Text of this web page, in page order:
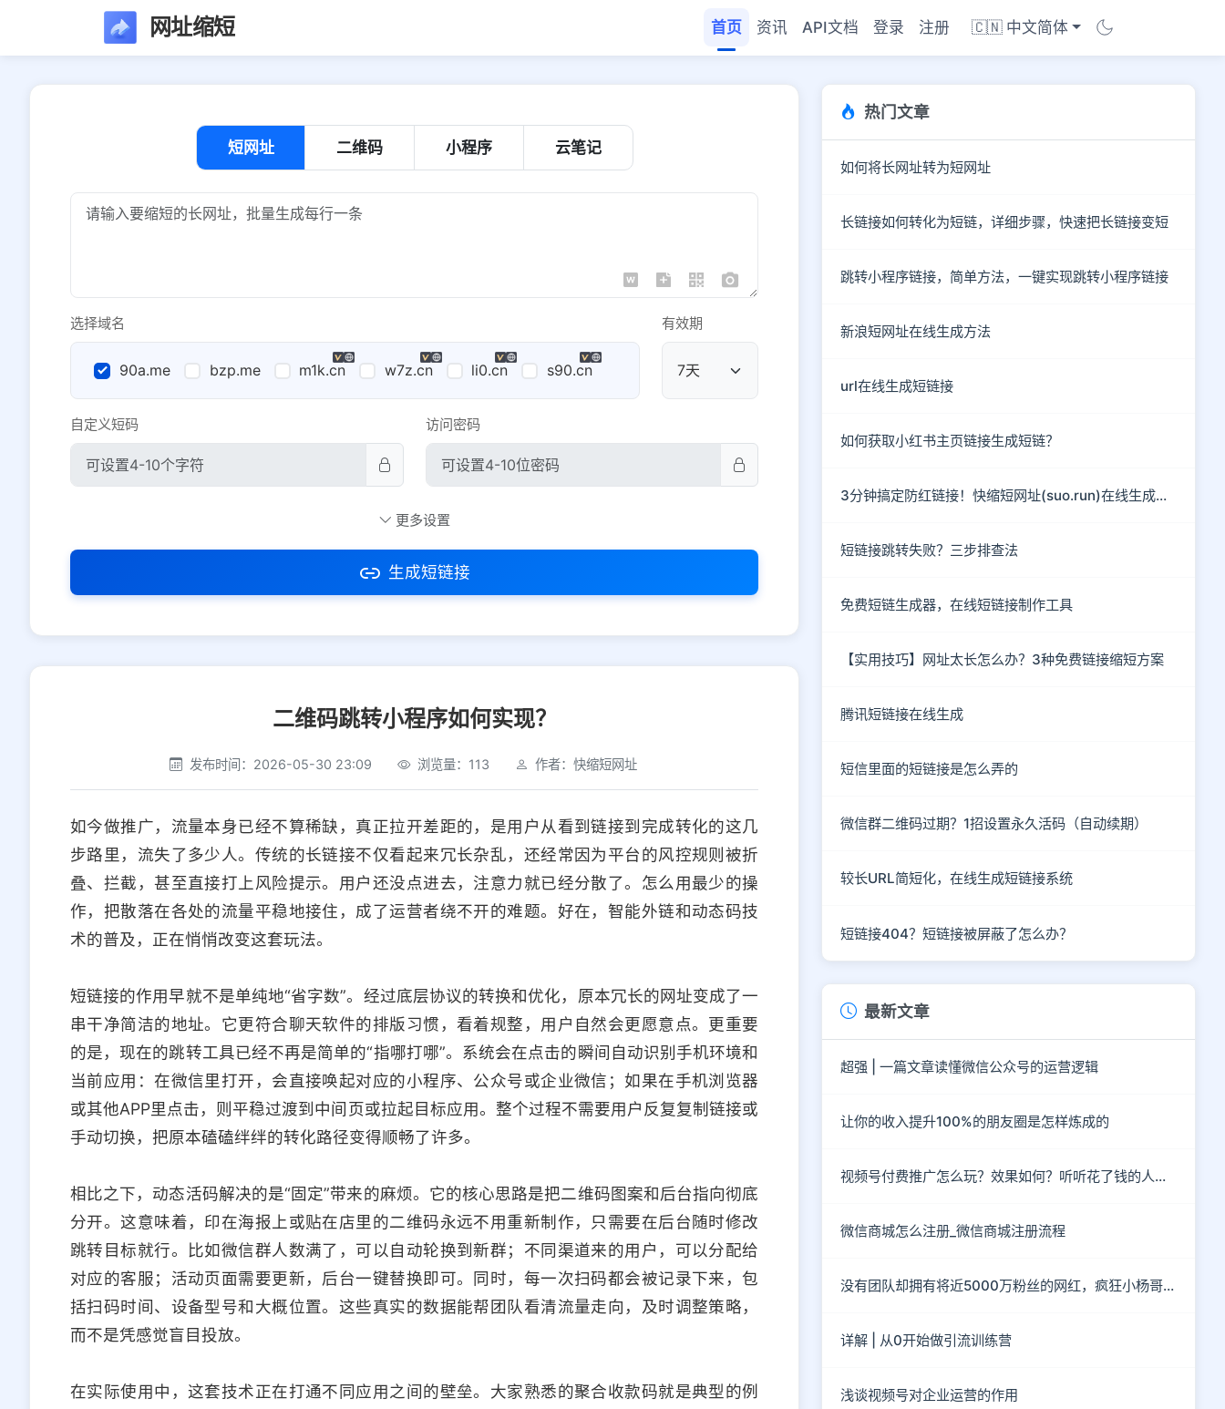
网址缩短 首页 资讯 API文档 登录 注册 🇨🇳 中文简体
短网址 二维码 小程序 云笔记
选择域名
90a.me bzp.me m1k.cn w7z.cn li0.cn s90.cn 公共域名
有效期
自定义短码 访问密码
社交平台 电商平台
选择防红平台类型，避免链接被拦截
平台设置
iOS Android PC 其他
更多设置
生成短链接
二维码跳转小程序如何实现？
发布时间：2026-05-30 23:09 浏览量：113 作者：快缩短网址
如今做推广，流量本身已经不算稀缺，真正拉开差距的，是用户从看到链接到完成转化的这几
步路里，流失了多少人。传统的长链接不仅看起来冗长杂乱，还经常因为平台的风控规则被折
叠、拦截，甚至直接打上风险提示。用户还没点进去，注意力就已经分散了。怎么用最少的操
作，把散落在各处的流量平稳地接住，成了运营者绕不开的难题。好在，智能外链和动态码技
术的普及，正在悄悄改变这套玩法。
短链接的作用早就不是单纯地“省字数”。经过底层协议的转换和优化，原本冗长的网址变成了一
串干净简洁的地址。它更符合聊天软件的排版习惯，看着规整，用户自然会更愿意点。更重要
的是，现在的跳转工具已经不再是简单的“指哪打哪”。系统会在点击的瞬间自动识别手机环境和
当前应用：在微信里打开，会直接唤起对应的小程序、公众号或企业微信；如果在手机浏览器
或其他APP里点击，则平稳过渡到中间页或拉起目标应用。整个过程不需要用户反复复制链接或
手动切换，把原本磕磕绊绊的转化路径变得顺畅了许多。
相比之下，动态活码解决的是“固定”带来的麻烦。它的核心思路是把二维码图案和后台指向彻底
分开。这意味着，印在海报上或贴在店里的二维码永远不用重新制作，只需要在后台随时修改
跳转目标就行。比如微信群人数满了，可以自动轮换到新群；不同渠道来的用户，可以分配给
对应的客服；活动页面需要更新，后台一键替换即可。同时，每一次扫码都会被记录下来，包
括扫码时间、设备型号和大概位置。这些真实的数据能帮团队看清流量走向，及时调整策略，
而不是凭感觉盲目投放。
在实际使用中，这套技术正在打通不同应用之间的壁垒。大家熟悉的聚合收款码就是典型的例
热门文章
如何将长网址转为短网址
长链接如何转化为短链，详细步骤，快速把长链接变短
跳转小程序链接，简单方法，一键实现跳转小程序链接
新浪短网址在线生成方法
url在线生成短链接
如何获取小红书主页链接生成短链？
3分钟搞定防红链接！快缩短网址(suo.run)在线生成指南
短链接跳转失败？三步排查法
免费短链生成器，在线短链接制作工具
【实用技巧】网址太长怎么办？3种免费链接缩短方案
腾讯短链接在线生成
短信里面的短链接是怎么弄的
微信群二维码过期？1招设置永久活码（自动续期）
较长URL简短化，在线生成短链接系统
短链接404？短链接被屏蔽了怎么办？
最新文章
超强 | 一篇文章读懂微信公众号的运营逻辑
让你的收入提升100%的朋友圈是怎样炼成的
视频号付费推广怎么玩？效果如何？听听花了钱的人怎么说？
微信商城怎么注册_微信商城注册流程
没有团队却拥有将近5000万粉丝的网红，疯狂小杨哥到底有“多疯狂”？
详解 | 从0开始做引流训练营
浅谈视频号对企业运营的作用